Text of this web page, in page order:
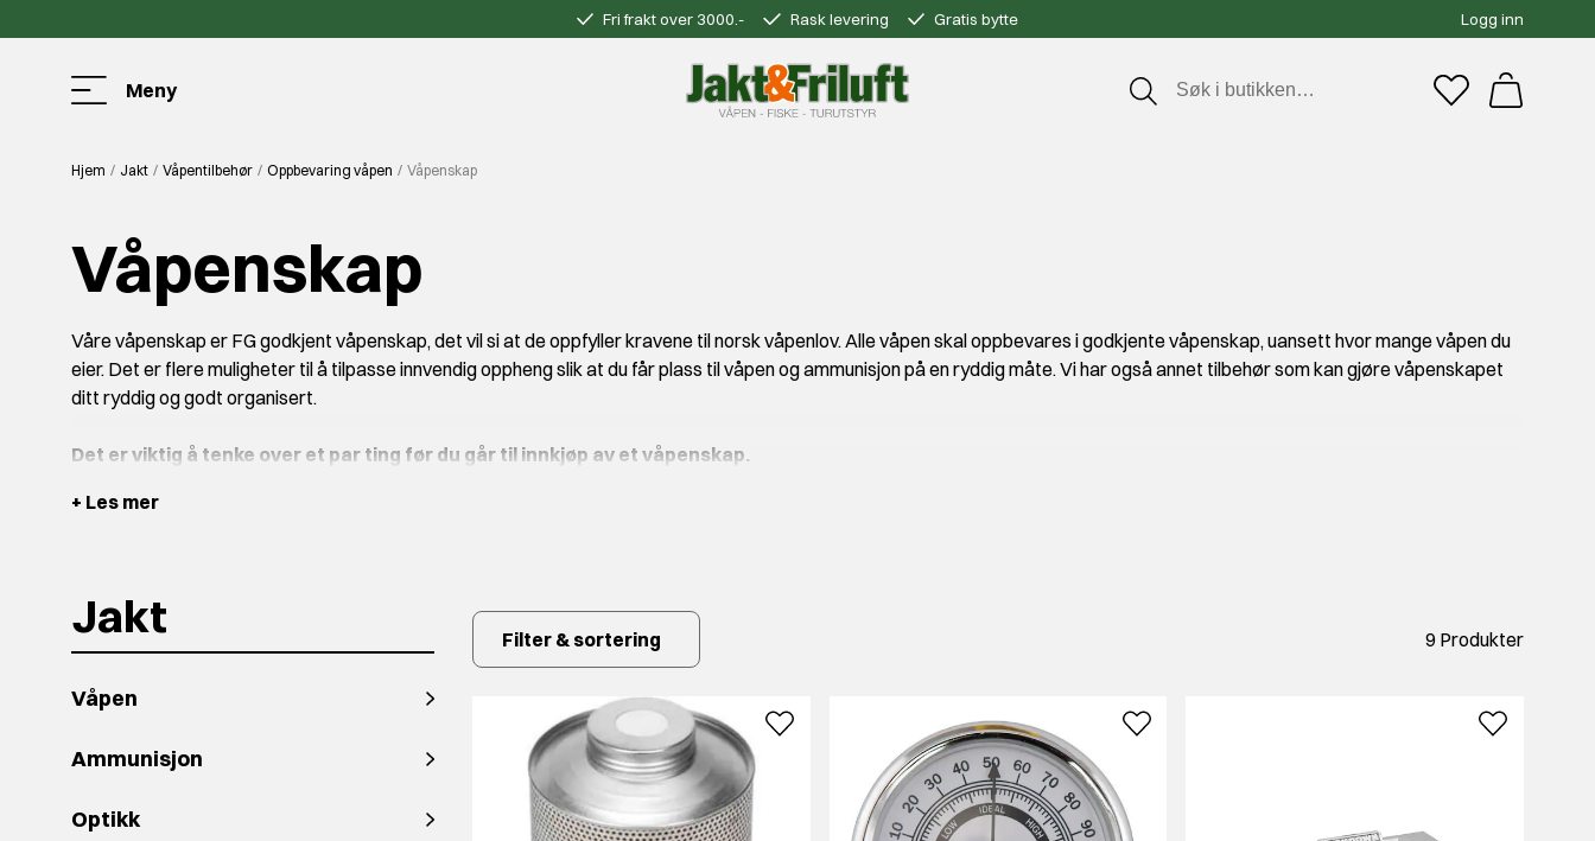
Fri frakt over 3000.- Rask levering Gratis bytte Logg inn
Meny
Hjem Jakt Våpentilbehør Oppbevaring våpen Våpenskap
Våpenskap
Våre våpenskap er FG godkjent våpenskap, det vil si at de oppfyller kravene til norsk våpenlov. Alle våpen skal oppbevares i godkjente våpenskap, uansett hvor mange våpen du
eier. Det er flere muligheter til å tilpasse innvendig oppheng slik at du får plass til våpen og ammunisjon på en ryddig måte. Vi har også annet tilbehør som kan gjøre våpenskapet
ditt ryddig og godt organisert.
Det er viktig å tenke over et par ting før du går til innkjøp av et våpenskap.
- Våpenskap under 150kg har fire boltehull i bunnen for forankring. Det er viktig å forankre våpenskapet for at FG godkjenningen skal være valid.
flere som trenger tilgang.
Har du behov for veiledning i prosessen for å finne et våpenskap som passer for deg er du velkommen til å ta
+ Les mer
Jakt
Våpen
Ammunisjon
Optikk
Filter & sortering 9 Produkter